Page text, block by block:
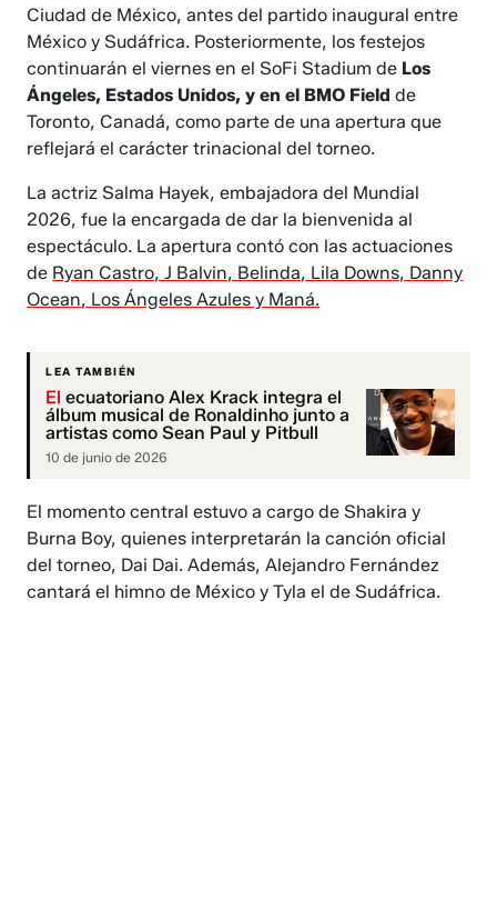
Ciudad de México, antes del partido inaugural entre
México y Sudáfrica. Posteriormente, los festejos
continuarán el viernes en el SoFi Stadium de Los
Ángeles, Estados Unidos, y en el BMO Field de
Toronto, Canadá, como parte de una apertura que
reflejará el carácter trinacional del torneo.
La actriz Salma Hayek, embajadora del Mundial
2026, fue la encargada de dar la bienvenida al
espectáculo. La apertura contó con las actuaciones
de Ryan Castro, J Balvin, Belinda, Lila Downs, Danny
Ocean, Los Ángeles Azules y Maná.
LEA TAMBIÉN
El ecuatoriano Alex Krack integra el
álbum musical de Ronaldinho junto a
artistas como Sean Paul y Pitbull
10 de junio de 2026
El momento central estuvo a cargo de Shakira y
Burna Boy, quienes interpretarán la canción oficial
del torneo, Dai Dai. Además, Alejandro Fernández
cantará el himno de México y Tyla el de Sudáfrica.